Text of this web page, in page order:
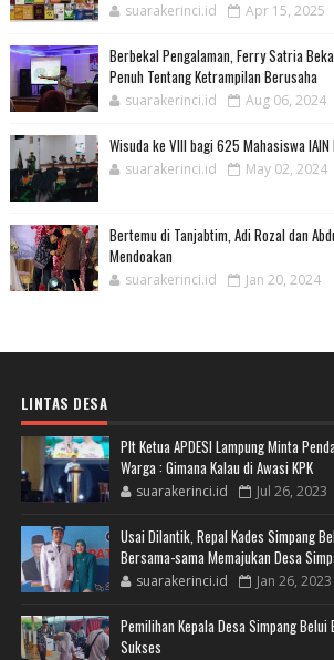
suarakerinci.id Apr 15, 2025
Berbekal Pengalaman, Ferry Satria
Penuh Tentang Ketrampilan Berusaha
suarakerinci.id Aug 06, 2024
Wisuda ke VIII bagi 625 Mahasiswa
suarakerinci.id May 02, 2024
Bertemu di Tanjabtim, Adi Rozal dan
Mendoakan
suarakerinci.id Jan 20, 2024
LINTAS DESA
Plt Ketua APDESI Lampung Minta
Warga : Gimana Kalau di Awasi KPK
suarakerinci.id Jul 26, 2023
Usai Dilantik, Repal Kades Simpang
Bersama-sama Memajukan Desa
suarakerinci.id Jan 26, 2023
Pemilihan Kepala Desa Simpang Belui
Sukses